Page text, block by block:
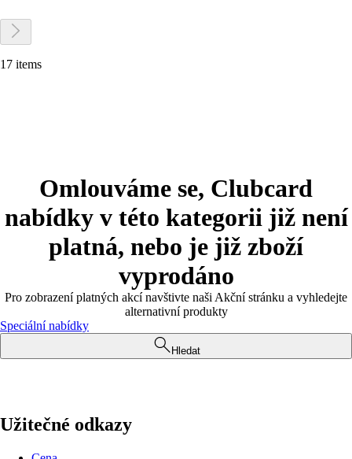
17 items
Omlouváme se, Clubcard
nabídky v této kategorii již není
platná, nebo je již zboží
vyprodáno
Pro zobrazení platných akcí navštivte naši Akční stránku a vyhledejte
alternativní produkty
Speciální nabídky
Hledat
Užitečné odkazy